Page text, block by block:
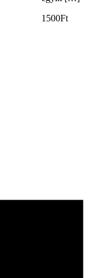
1500Ft